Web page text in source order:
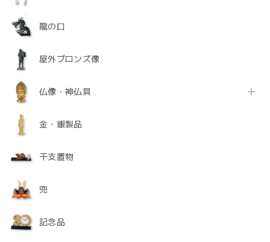
龍の口
屋外ブロンズ像
仏像・神仏具
金・銀製品
干支置物
兜
記念品